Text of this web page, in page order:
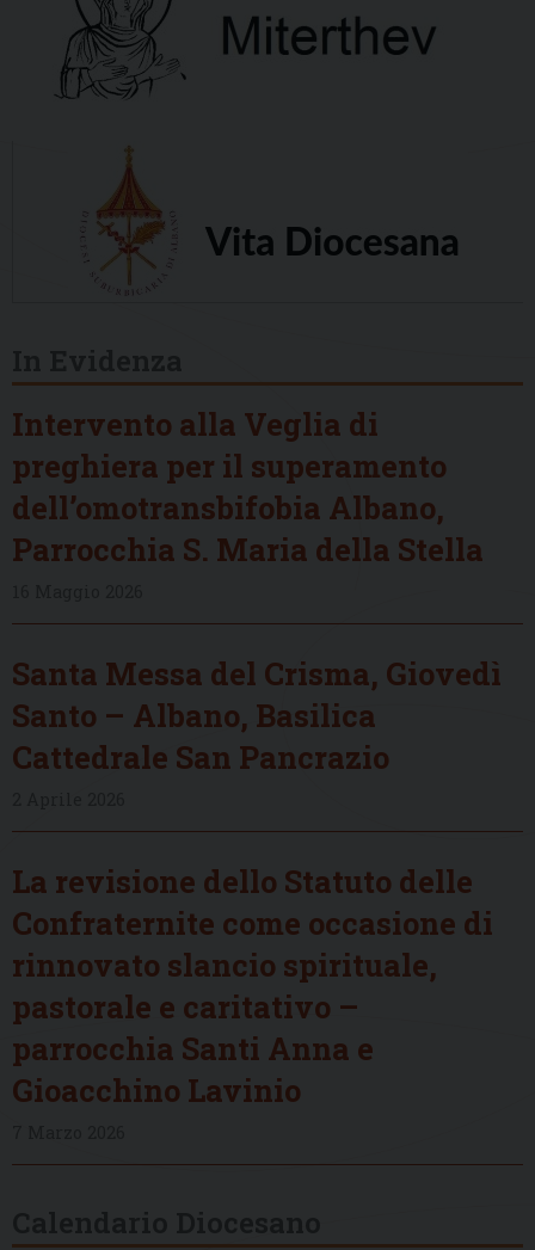
Intervento alla Veglia di
preghiera per il superamento
dell’omotransbifobia Albano,
Parrocchia S. Maria della Stella
Santa Messa del Crisma, Giovedì
Santo – Albano, Basilica
Cattedrale San Pancrazio
La revisione dello Statuto delle
Confraternite come occasione di
rinnovato slancio spirituale,
pastorale e caritativo –
parrocchia Santi Anna e
Gioacchino Lavinio